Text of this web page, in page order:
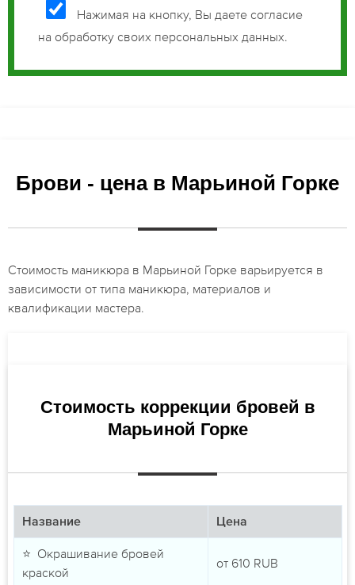
Нажимая на кнопку, Вы даете согласие
на обработку своих персональных данных.
Брови - цена в Марьиной Горке
Стоимость маникюра в Марьиной Горке варьируется в
зависимости от типа маникюра, материалов и
квалификации мастера.
Стоимость коррекции бровей в
Марьиной Горке
Название Цена
⭐ Окрашивание бровей
краской
от 610 RUB